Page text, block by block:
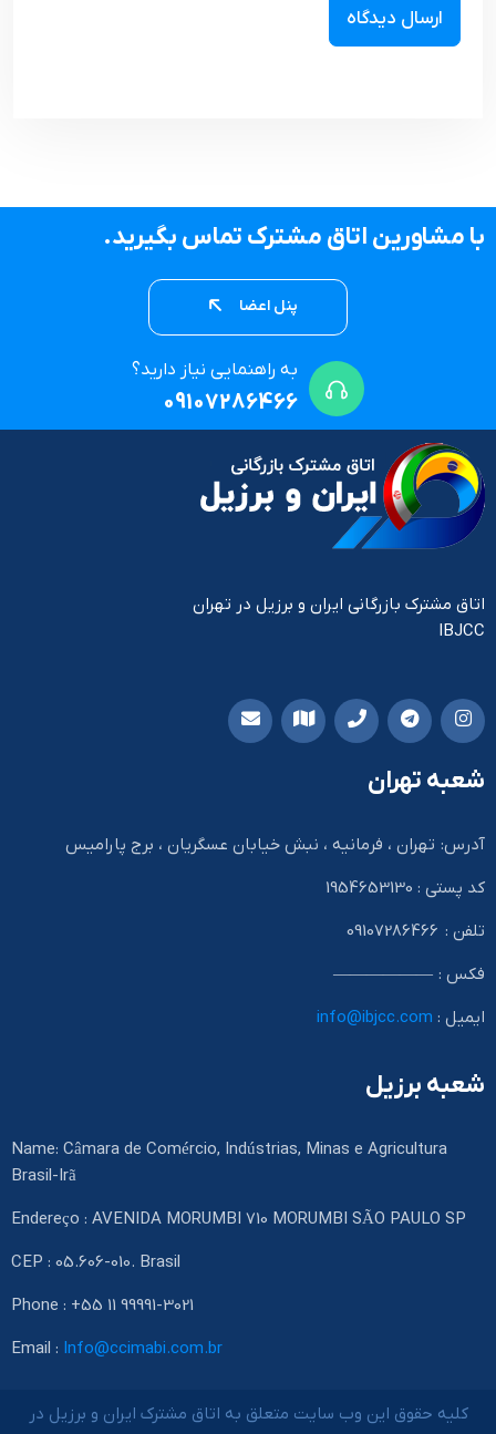
با مشاورین اتاق مشترک تماس بگیرید.
پنل اعضا
به راهنمایی نیاز دارید؟
09107286466
اتاق مشترک بازرگانی ایران و برزیل در تهران
IBJCC
شعبه تهران
آدرس: تهران ، فرمانیه ، نبش خیابان عسگریان ، برج پارامیس
کد پستی : 1954653130
تلفن : 09107286466
فکس : ——————
ایمیل : info@ibjcc.com
شعبه برزیل
Name: Câmara de Comércio, Indústrias, Minas e Agricultura
Brasil-Irã
Endereço : AVENIDA MORUMBI 710 MORUMBI SÃO PAULO SP
CEP : 05.606-010. Brasil
Phone : +55 11 99991-3021
Email : Info@ccimabi.com.br
کلیه حقوق این وب سایت متعلق به اتاق مشترک ایران و برزیل در